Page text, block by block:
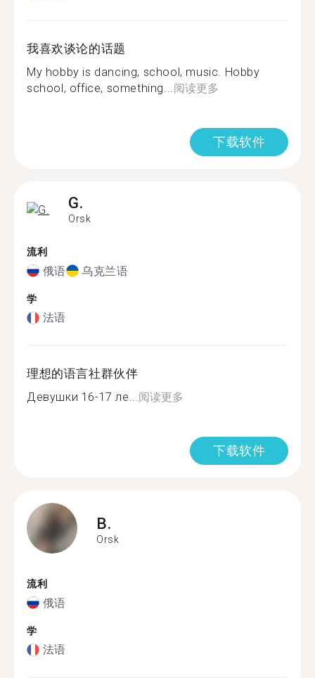
我喜欢谈论的话题
My hobby is dancing, school, music. Hobby
school, office, something...阅读更多
下载软件
G.
Orsk
流利
俄语 乌克兰语
学
法语
理想的语言社群伙伴
Девушки 16-17 ле...阅读更多
下载软件
B.
Orsk
流利
俄语
学
法语